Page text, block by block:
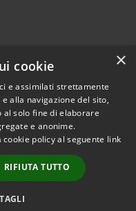
© 2026 • Comune di
Martirano • Powered by
Municipium•
Accesso
redazione
×
cookie
e assimilati strettamente
alla navigazione del sito,
al solo fine di elaborare
e anonime.
policy al seguente link
RIFIUTA TUTTO